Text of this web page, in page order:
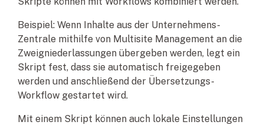
Beispiel: Wenn Inhalte aus der Unternehmens-
Zentrale mithilfe von Multisite Management an die
Zweigniederlassungen übergeben werden, legt ein
Skript fest, dass sie automatisch freigegeben
werden und anschließend der Übersetzungs-
Workflow gestartet wird.
Mit einem Skript können auch lokale Einstellungen